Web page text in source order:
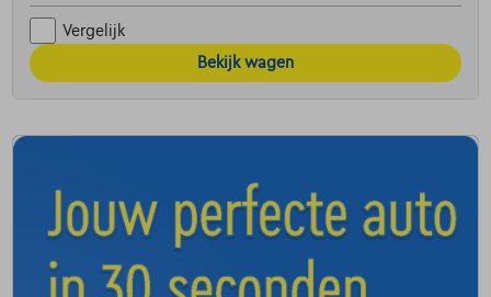
Vergelijk
Bekijk wagen